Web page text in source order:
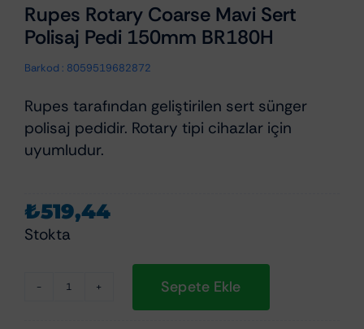
Rupes Rotary Coarse Mavi Sert
Polisaj Pedi 150mm BR180H
Barkod : 8059519682872
Rupes tarafından geliştirilen sert sünger
polisaj pedidir. Rotary tipi cihazlar için
uyumludur.
₺519,44
Stokta
Rupes
Sepete Ekle